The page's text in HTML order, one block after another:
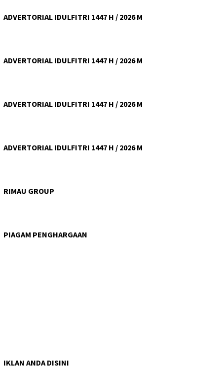
ADVERTORIAL IDULFITRI 1447 H / 2026 M
ADVERTORIAL IDULFITRI 1447 H / 2026 M
ADVERTORIAL IDULFITRI 1447 H / 2026 M
ADVERTORIAL IDULFITRI 1447 H / 2026 M
RIMAU GROUP
PIAGAM PENGHARGAAN
IKLAN ANDA DISINI